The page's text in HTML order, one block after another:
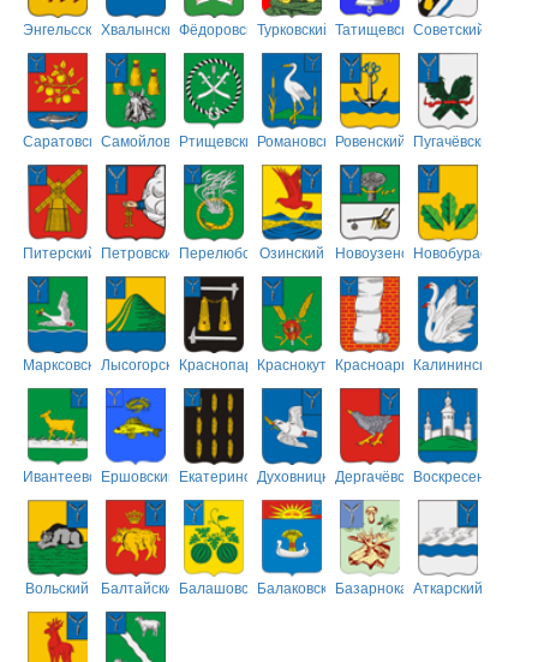
ЭнгельсскийХвалынскийФёдоровскийТурковский ТатищевскийСоветский
СаратовскийСамойловскийРтищевскийРомановскийРовенский Пугачёвский
Питерский ПетровскийПерелюбскийОзинский НовоузенскийНовобурасский
МарксовскийЛысогорскийКраснопартизанский
КраснокутскийКрасноармейский
Калининский
ИвантеевскийЕршовский ЕкатериновскийДуховницкийДергачёвскийВоскресенский
Вольский БалтайскийБалашовскийБалаковскийБазарнокарабулакский
Аткарский